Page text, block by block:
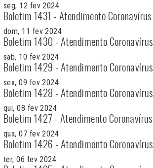
seg, 12 fev 2024
Boletim 1431 - Atendimento Coronavírus
dom, 11 fev 2024
Boletim 1430 - Atendimento Coronavírus
sab, 10 fev 2024
Boletim 1429 - Atendimento Coronavírus
sex, 09 fev 2024
Boletim 1428 - Atendimento Coronavírus
qui, 08 fev 2024
Boletim 1427 - Atendimento Coronavírus
qua, 07 fev 2024
Boletim 1426 - Atendimento Coronavírus
ter, 06 fev 2024